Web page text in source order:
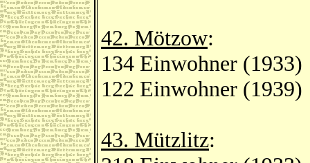
42. Mötzow:
134 Einwohner (1933)
122 Einwohner (1939)
43. Mützlitz: